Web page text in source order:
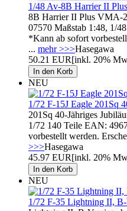
1/48 Av-8B Harrier II
8B Harrier II Plus VMA-
07570 Maßstab 1:48, 1/
*Kann ab sofort
... mehr >>>Hasegawa
50.21 EUR[inkl. 20%
NEU
1/72 F-15J Eagle 201Sq
201Sq 40-Jähriges
1/72 140 Teile EAN:
vorbestellt werden.
>>>Hasegawa
45.97 EUR[inkl. 20%
NEU
1/72 F-35 Lightning II,